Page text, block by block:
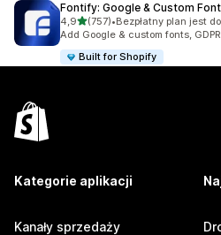
Fontify: Google & Custom
4,9na 5 gwiazdek
(757)
Łączna liczba recenzji: 757
•Bezpłatny plan jest
Add Google & custom fonts,
Built for Shopify
Kategorie aplikacji
Kanały sprzedaży